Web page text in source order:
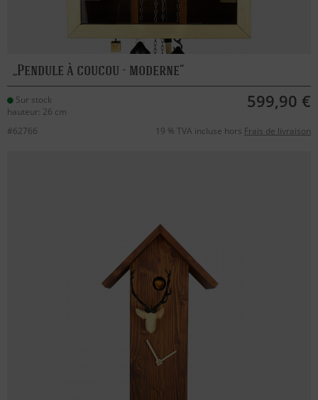
Pendule à coucou - moderne
Sur stock
hauteur: 26 cm
599,90 €
#62766 19 % TVA incluse hors Frais de livraison